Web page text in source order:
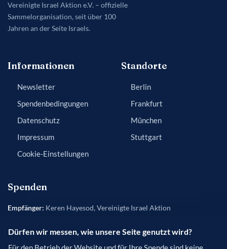
Vereinigte Israel Aktion e.V. – offizielle
Sammelorganisation, seit über 100
Jahren an der Seite Israels.
Informationen
Newsletter
Spendenbedingungen
Datenschutz
Impressum
Cookie-Einstellungen
Standorte
Berlin
Frankfurt
München
Stuttgart
Spenden
Empfänger: Keren Hayesod, Vereinigte Israel Aktion
IBAN:DE84 5005 0201 0200 5454 50
Dürfen wir messen, wie unsere Seite genutzt wird?